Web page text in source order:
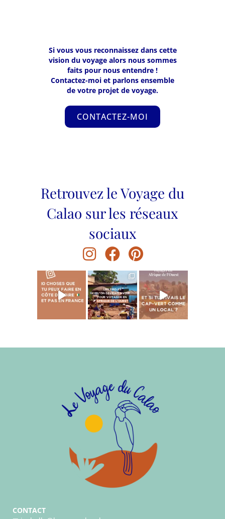
Si vous vous reconnaissez dans cette
vision du voyage alors nous sommes
faits pour nous entendre !
Contactez-moi et parlons ensemble
de votre projet de voyage.
CONTACTEZ-MOI
Retrouvez le Voyage du
Calao sur les réseaux
sociaux
CONTACT